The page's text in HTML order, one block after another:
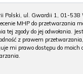
ul. Gwardii 1, 01-538
MHP do przetwarzania
zgody do jej odwołania.
z prawem
mi prawo dostępu do